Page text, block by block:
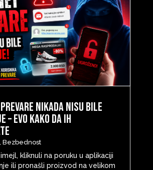
nikada nisu bile
– evo kako da ih
Bezbednost
kliknuli na poruku u aplikaciji
ili pronašli proizvod na velikom